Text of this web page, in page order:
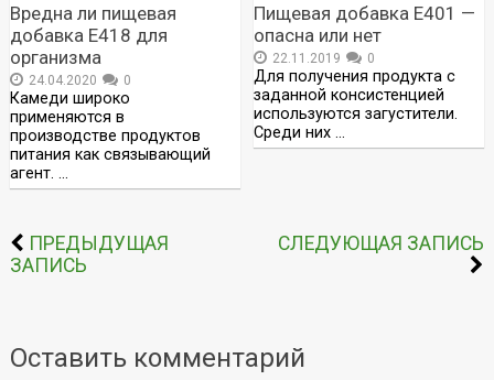
Вредна ли пищевая
добавка Е418 для
организма
24.04.2020 0
Камеди широко
применяются в
производстве продуктов
питания как связывающий
агент. …
Пищевая добавка Е401 —
опасна или нет
22.11.2019 0
Для получения продукта с
заданной консистенцией
используются загустители.
Среди них …
ПРЕДЫДУЩАЯ
ЗАПИСЬ
СЛЕДУЮЩАЯ ЗАПИСЬ
Оставить комментарий